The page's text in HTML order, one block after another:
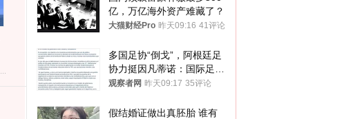
亿，万亿海外资产难藏了？
大猫财经Pro 昨天09:16 41评论
多国足协“倒戈”，阿根廷足
协力挺因凡蒂诺：国际足联
今后应继续在其领导下前行
观察者网 昨天09:17 35评论
假结婚证做出真胚胎 谁有